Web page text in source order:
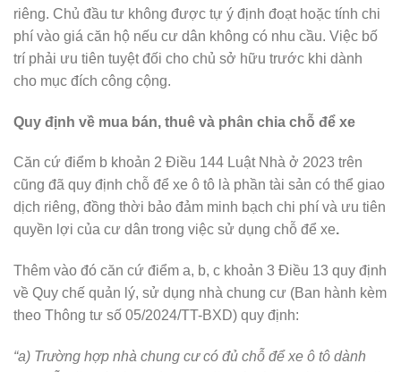
riêng. Chủ đầu tư không được tự ý định đoạt hoặc tính chi
phí vào giá căn hộ nếu cư dân không có nhu cầu. Việc bố
trí phải ưu tiên tuyệt đối cho chủ sở hữu trước khi dành
cho mục đích công cộng.
Quy định về mua bán, thuê và phân chia chỗ để xe
Căn cứ điểm b khoản 2 Điều 144 Luật Nhà ở 2023 trên
cũng đã quy định chỗ để xe ô tô là phần tài sản có thể giao
dịch riêng, đồng thời bảo đảm minh bạch chi phí và ưu tiên
quyền lợi của cư dân trong việc sử dụng chỗ để xe.
Thêm vào đó căn cứ điểm a, b, c khoản 3 Điều 13 quy định
về Quy chế quản lý, sử dụng nhà chung cư (Ban hành kèm
theo Thông tư số 05/2024/TT-BXD) quy định:
“a) Trường hợp nhà chung cư có đủ chỗ để xe ô tô dành